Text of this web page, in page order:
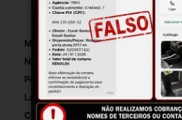
Marca:
Número De Peça:
Posição:
Lado:
Cor: